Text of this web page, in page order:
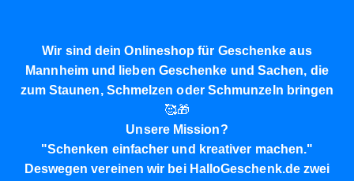
Wir sind dein Onlineshop für Geschenke aus
Mannheim und lieben Geschenke und Sachen, die
zum Staunen, Schmelzen oder Schmunzeln bringen
🥰🎁
Unsere Mission?
"Schenken einfacher und kreativer machen."
Deswegen vereinen wir bei HalloGeschenk.de zwei